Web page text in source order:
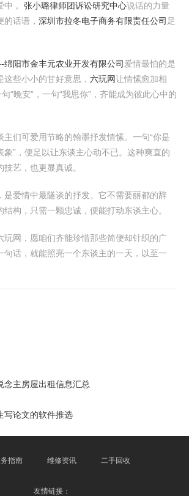
中， 张小璐律师团诉讼研究中心说话的力量
话语， 深圳市拉冬电子商务有限责任公司 足
绵阳市金丰元农业开发有限公司 爱情最怕的是
些小小的甘好意思， 六玩网让情愫愈加相
“晚安”，一句“我思你”，齐能成为彼此心中的
主们可爱用节略的翰墨抒发情愫。一句“你是
象”，便足以让东谈主心动不已。这种爽直的
艺，也更显真诚。
是爱情中最隧谈的抒发。它不需要丽都的辞
构，只需一颗忠诚，便能打动东谈主心。
玩网，愿咱们齐能珍惜那些简便却针织的广
句话，就能照亮一个东谈主的一天，以至一
念主房屋出租信息汇总
写论文的软件推选
指南 维修资讯 二手回收
友情链接：